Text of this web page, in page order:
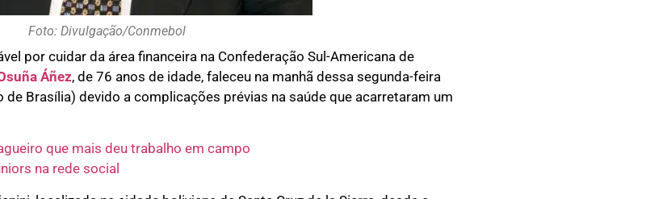
Foto: Divulgação/Conmebol
por cuidar da área financeira na Confederação Sul-Americana de
Áñez, de 76 anos de idade, faleceu na manhã dessa segunda-feira
Brasília) devido a complicações prévias na saúde que acarretaram um
que mais deu trabalho em campo
na rede social